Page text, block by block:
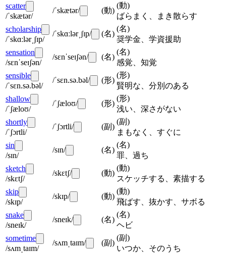
scatter
/ˈskætər/
/ˈskætər/ (動)
(動)
ばらまく、まき散らす
scholarship
/ˈskɑːlərˌʃɪp/
/ˈskɑːlərˌʃɪp/ (名)
(名)
奨学金、学資援助
sensation
/sɛnˈseɪʃən/
/sɛnˈseɪʃən/ (名)
(名)
感覚、知覚
sensible
/ˈsɛn.sə.bəl/
/ˈsɛn.sə.bəl/ (形)
(形)
賢明な、分別のある
shallow
/ˈʃæloʊ/
/ˈʃæloʊ/ (形)
(形)
浅い、深さがない
shortly
/ˈʃɔrtli/
/ˈʃɔrtli/ (副 )
(副 )
まもなく、すぐに
sin
/sɪn/
/sɪn/ (名)
(名)
罪、過ち
sketch
/skɛtʃ/
/skɛtʃ/ (動)
(動)
スケッチする、素描する
skip
/skɪp/
/skɪp/ (動)
(動)
飛ばす、抜かす、サボる
snake
/sneɪk/
/sneɪk/ (名)
(名)
ヘビ
sometime
/sʌmˌtaɪm/
/sʌmˌtaɪm/ (副 )
(副 )
いつか、そのうち